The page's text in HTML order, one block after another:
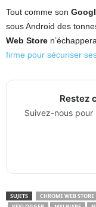
Tout comme son
sous Android des
Web Store
firme pour sécuriser
Restez
Suivez-nous pour
SUJETS CHROME WEB STORE